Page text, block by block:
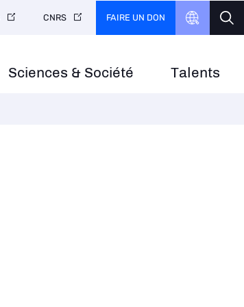
Sciences & Société Talents
CNRS FAIRE UN DON